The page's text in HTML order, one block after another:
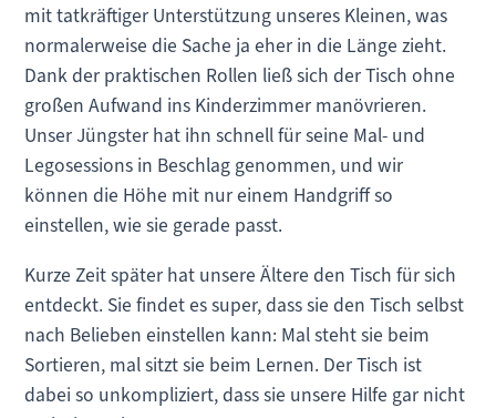
mit tatkräftiger Unterstützung unseres Kleinen, was
normalerweise die Sache ja eher in die Länge zieht.
Dank der praktischen Rollen ließ sich der Tisch ohne
großen Aufwand ins Kinderzimmer manövrieren.
Unser Jüngster hat ihn schnell für seine Mal- und
Legosessions in Beschlag genommen, und wir
können die Höhe mit nur einem Handgriff so
einstellen, wie sie gerade passt.
Kurze Zeit später hat unsere Ältere den Tisch für sich
entdeckt. Sie findet es super, dass sie den Tisch selbst
nach Belieben einstellen kann: Mal steht sie beim
Sortieren, mal sitzt sie beim Lernen. Der Tisch ist
dabei so unkompliziert, dass sie unsere Hilfe gar nicht